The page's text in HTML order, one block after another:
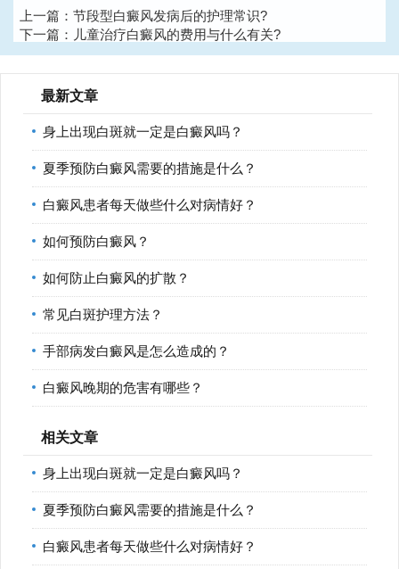
上一篇： 节段型白癜风发病后的护理常识?
下一篇： 儿童治疗白癜风的费用与什么有关?
最新文章
身上出现白斑就一定是白癜风吗？
夏季预防白癜风需要的措施是什么？
白癜风患者每天做些什么对病情好？
如何预防白癜风？
如何防止白癜风的扩散？
常见白斑护理方法？
手部病发白癜风是怎么造成的？
白癜风晚期的危害有哪些？
相关文章
身上出现白斑就一定是白癜风吗？
夏季预防白癜风需要的措施是什么？
白癜风患者每天做些什么对病情好？